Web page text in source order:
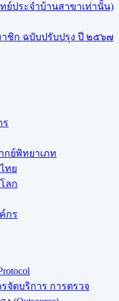
ประจำบ้านสาขาเท่านั้น)
าชิก ฉบับปรับปรุง ปี ๒๕๖๗
ร
ย์พิทยาเภท
ทย
ลก
กร
จัดบริการ การตรวจ